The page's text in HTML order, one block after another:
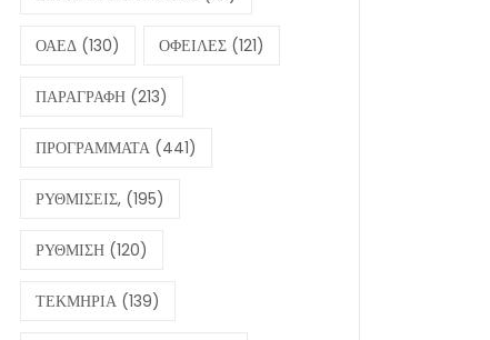
ΟΑΕΔ (130) ΟΦΕΙΛΕΣ (121)
ΠΑΡΑΓΡΑΦΗ (213)
ΠΡΟΓΡΑΜΜΑΤΑ (441)
ΡΥΘΜΙΣΕΙΣ, (195)
ΡΥΘΜΙΣΗ (120)
ΤΕΚΜΗΡΙΑ (139)